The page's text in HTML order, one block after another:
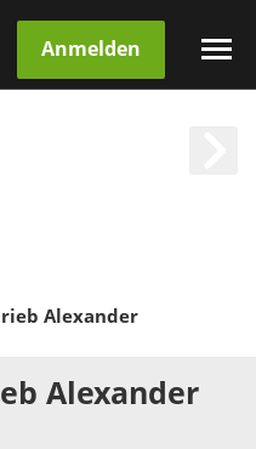
Anmelden
Alexander
Alexander